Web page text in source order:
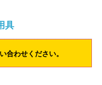
具
合わせください。